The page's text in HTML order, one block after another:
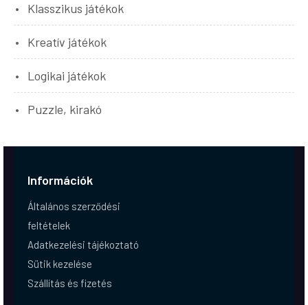
Klasszikus játékok
Kreatív játékok
Logikai játékok
Puzzle, kirakó
Információk
Általános szerződési
feltételek
Adatkezelési tájékoztató
Sütik kezelése
Szállítás és fizetés